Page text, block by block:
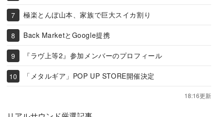
極楽とんぼ山本、家族で巨大スイカ割り
Back MarketとGoogle提携
『ラヴ上等2』参加メンバーのプロフィール
「メタルギア」POP UP STORE開催決定
18:16更新